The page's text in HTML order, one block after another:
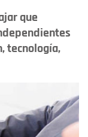
que
tecnología,